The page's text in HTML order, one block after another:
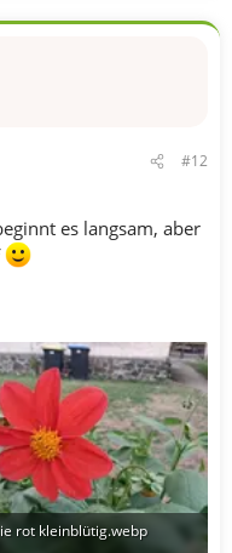
#12
es langsam, aber
rot kleinblütig.webp